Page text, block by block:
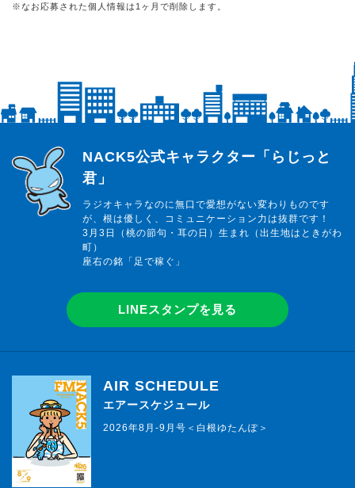
※なお応募された個人情報は1ヶ月で削除します。
らじっと君
NACK5公式キャラクター「らじっと
君」
ラジオキャラなのに無口で愛想がない変わりものです
が、根は優しく、コミュニケーション力は抜群です！
3月3日（桃の節句・耳の日）生まれ（出生地はときがわ
町）
座右の銘「足で稼ぐ」
LINEスタンプを見る
AIR SCHEDULE
エアースケジュール
2026年8月-9月号＜白根ゆたんぽ＞